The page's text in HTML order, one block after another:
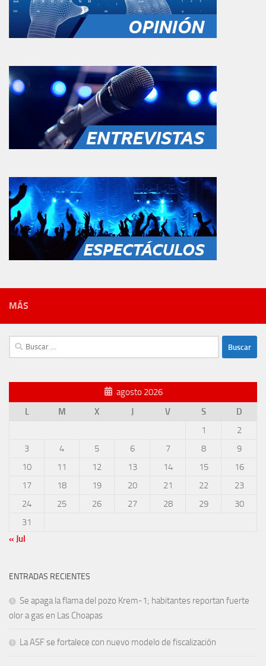
MÁS
Buscar:
agosto 2026
L
M X J V S
D
1
2
3
4 5 6 7 8
9
10
11 12 13 14 15
16
17
18 19 20 21 22
23
24
25 26 27 28 29
30
31
« Jul
ENTRADAS RECIENTES
Se apaga la flama del pozo Krem-1; habitantes reportan fuerte
olor a gas en Las Choapas
La ASF se fortalece con nuevo modelo de fiscalización